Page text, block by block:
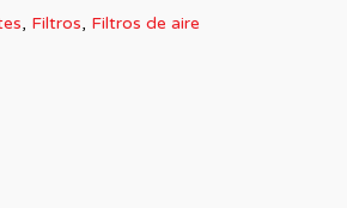
, Filtros, Filtros de aire